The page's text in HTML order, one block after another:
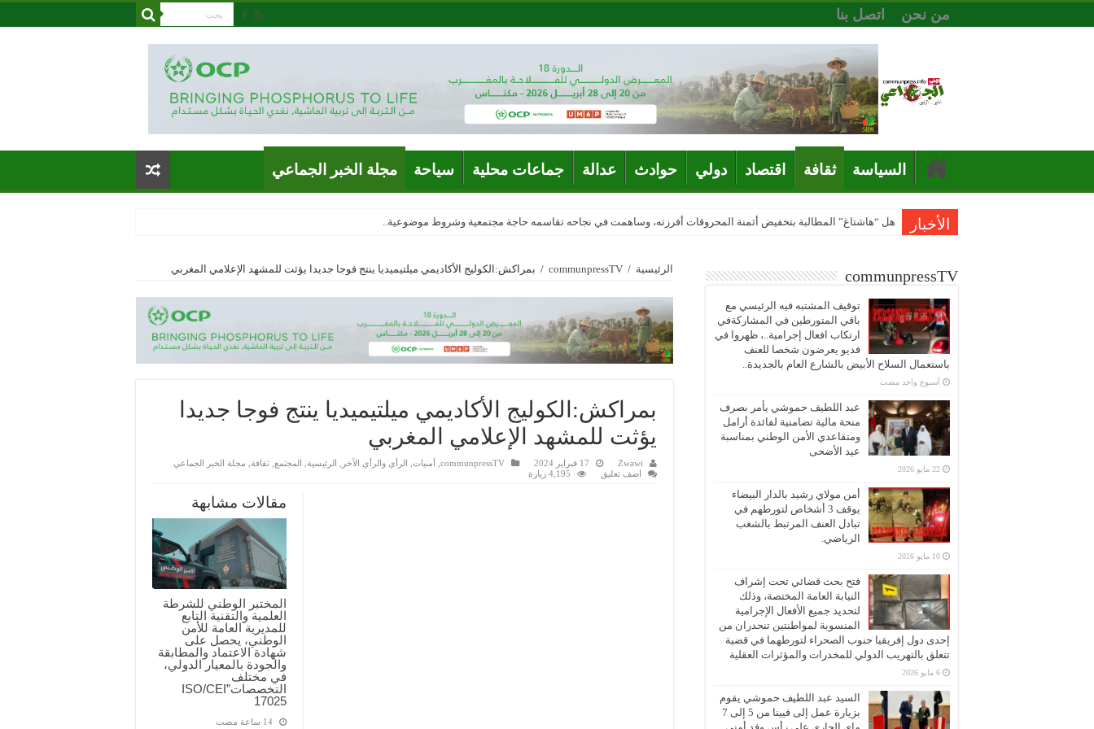
من نحن اتصل بنا
السياسة ثقافة اقتصاد دولي حوادث عدالة جماعات محلية سياحة مجلة الخبر الجماعي
الأخبار هل “هاشتاغ” المطالبة بتخفيض أثمنة المحروقات أفرزته، وساهمت في نجاحه تقاسمه حاجة مجتمعية وشروط موضوعية..
الرئيسية /
communpressTV
/ بمراكش:الكوليج الأكاديمي ميلتيميديا ينتج فوجا جديدا يؤثت للمشهد الإعلامي المغربي
بمراكش:الكوليج الأكاديمي ميلتيميديا ينتج فوجا جديدا
يؤثت للمشهد الإعلامي المغربي
Zwawi 17 فبراير 2024 communpressTV أمنيات الرأي والرأي الآخر الرئيسية المجتمع ثقافة
مجلة الخبر الجماعي
اضف تعليق
4,195 زيارة
مقالات مشابهة
المختبر الوطني للشرطة
العلمية والتقنية التابع
للمديرية العامة للأمن
الوطني، يحصل على
شهادة الاعتماد والمطابقة
والجودة بالمعيار الدولي،
في مختلف
التخصصات”ISO/CEI
17025
communpressTV
توقيف المشتبه فيه الرئيسي مع
باقي المتورطين في المشاركةفي
ارتكاب افعال إجرامية..، ظهروا في
فديو يعرضون شخصا للعنف
باستعمال السلاح الأبيض بالشارع العام بالجديدة..
‏أسبوع واحد مضت
عبد اللطيف حموشي يأمر بصرف
منحة مالية تضامنية لفائدة أرامل
ومتقاعدي الأمن الوطني بمناسبة
عيد الأضحى
22 مايو 2026
أمن مولاي رشيد بالدار البيضاء
يوقف 3 أشخاص لتورطهم في
تبادل العنف المرتبط بالشغب
الرياضي.
10 مايو 2026
فتح بحث قضائي تحت إشراف
النيابة العامة المختصة، وذلك
لتحديد جميع الأفعال الإجرامية
المنسوبة لمواطنتين تنحدران من
إحدى دول إفريقيا جنوب الصحراء لتورطهما في قضية
تتعلق بالتهريب الدولي للمخدرات والمؤثرات العقلية
6 مايو 2026
السيد عبد اللطيف حموشي يقوم
بزيارة عمل إلى فيينا من 5 إلى 7